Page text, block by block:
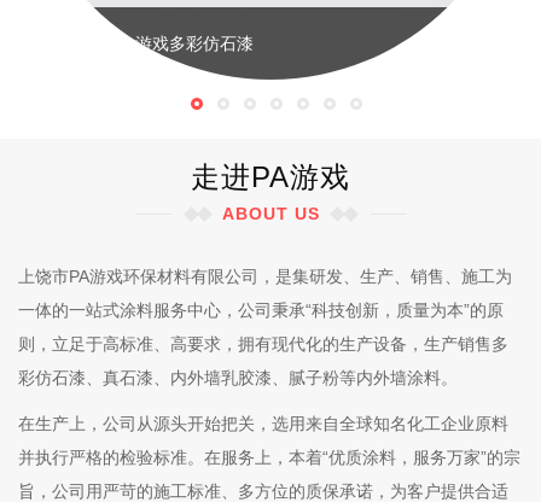
PA游戏多彩仿石漆
走进PA游戏
ABOUT US
上饶市PA游戏环保材料有限公司，是集研发、生产、销售、施工为
一体的一站式涂料服务中心，公司秉承“科技创新，质量为本”的原
则，立足于高标准、高要求，拥有现代化的生产设备，生产销售多
彩仿石漆、真石漆、内外墙乳胶漆、腻子粉等内外墙涂料。
在生产上，公司从源头开始把关，选用来自全球知名化工企业原料
并执行严格的检验标准。在服务上，本着“优质涂料，服务万家”的宗
旨，公司用严苛的施工标准、多方位的质保承诺，为客户提供合适